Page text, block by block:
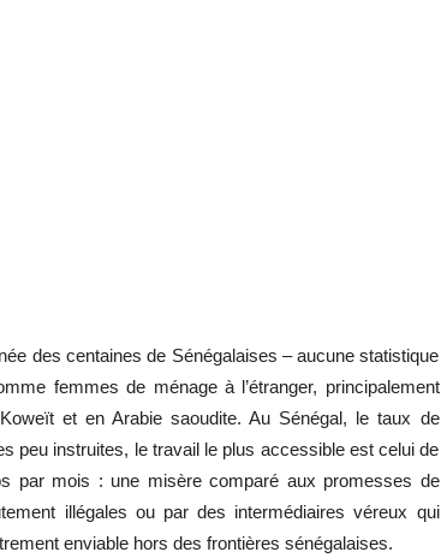
des centaines de Sénégalaises – aucune statistique
femmes de ménage à l’étranger, principalement
et en Arabie saoudite. Au Sénégal, le taux de
peu instruites, le travail le plus accessible est celui de
par mois : une misère comparé aux promesses de
illégales ou par des intermédiaires véreux qui
enviable hors des frontières sénégalaises.